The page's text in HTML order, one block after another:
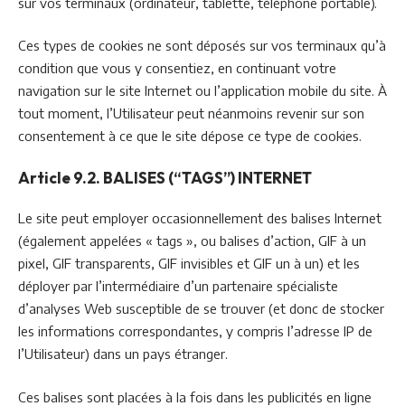
Ces types de cookies ne sont déposés sur vos terminaux qu’à
condition que vous y consentiez, en continuant votre
navigation sur le site Internet ou l’application mobile du site. À
tout moment, l’Utilisateur peut néanmoins revenir sur son
consentement à ce que le site dépose ce type de cookies.
Article 9.2. BALISES (“TAGS”) INTERNET
Le site peut employer occasionnellement des balises Internet
(également appelées « tags », ou balises d’action, GIF à un
pixel, GIF transparents, GIF invisibles et GIF un à un) et les
déployer par l’intermédiaire d’un partenaire spécialiste
d’analyses Web susceptible de se trouver (et donc de stocker
les informations correspondantes, y compris l’adresse IP de
l’Utilisateur) dans un pays étranger.
Ces balises sont placées à la fois dans les publicités en ligne